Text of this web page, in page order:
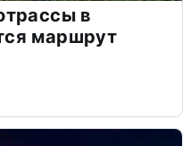
в
маршрут